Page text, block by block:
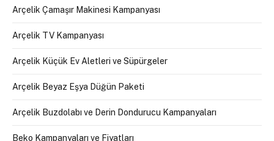
Arçelik Çamaşır Makinesi Kampanyası
Arçelik TV Kampanyası
Arçelik Küçük Ev Aletleri ve Süpürgeler
Arçelik Beyaz Eşya Düğün Paketi
Arçelik Buzdolabı ve Derin Dondurucu Kampanyaları
Beko Kampanyaları ve Fiyatları